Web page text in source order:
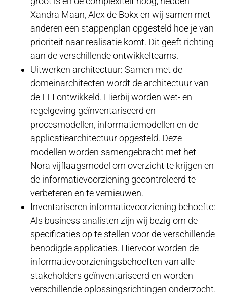
Xandra Maan, Alex de Bokx en wij samen met
anderen een stappenplan opgesteld hoe je van
prioriteit naar realisatie komt. Dit geeft richting
aan de verschillende ontwikkelteams.
Uitwerken architectuur: Samen met de
domeinarchitecten wordt de architectuur van
de LFI ontwikkeld. Hierbij worden wet- en
regelgeving geïnventariseerd en
procesmodellen, informatiemodellen en de
applicatiearchitectuur opgesteld. Deze
modellen worden samengebracht met het
Nora vijflaagsmodel om overzicht te krijgen en
de informatievoorziening gecontroleerd te
verbeteren en te vernieuwen.
Inventariseren informatievoorziening behoefte:
Als business analisten zijn wij bezig om de
specificaties op te stellen voor de verschillende
benodigde applicaties. Hiervoor worden de
informatievoorzieningsbehoeften van alle
stakeholders geïnventariseerd en worden
verschillende oplossingsrichtingen onderzocht.